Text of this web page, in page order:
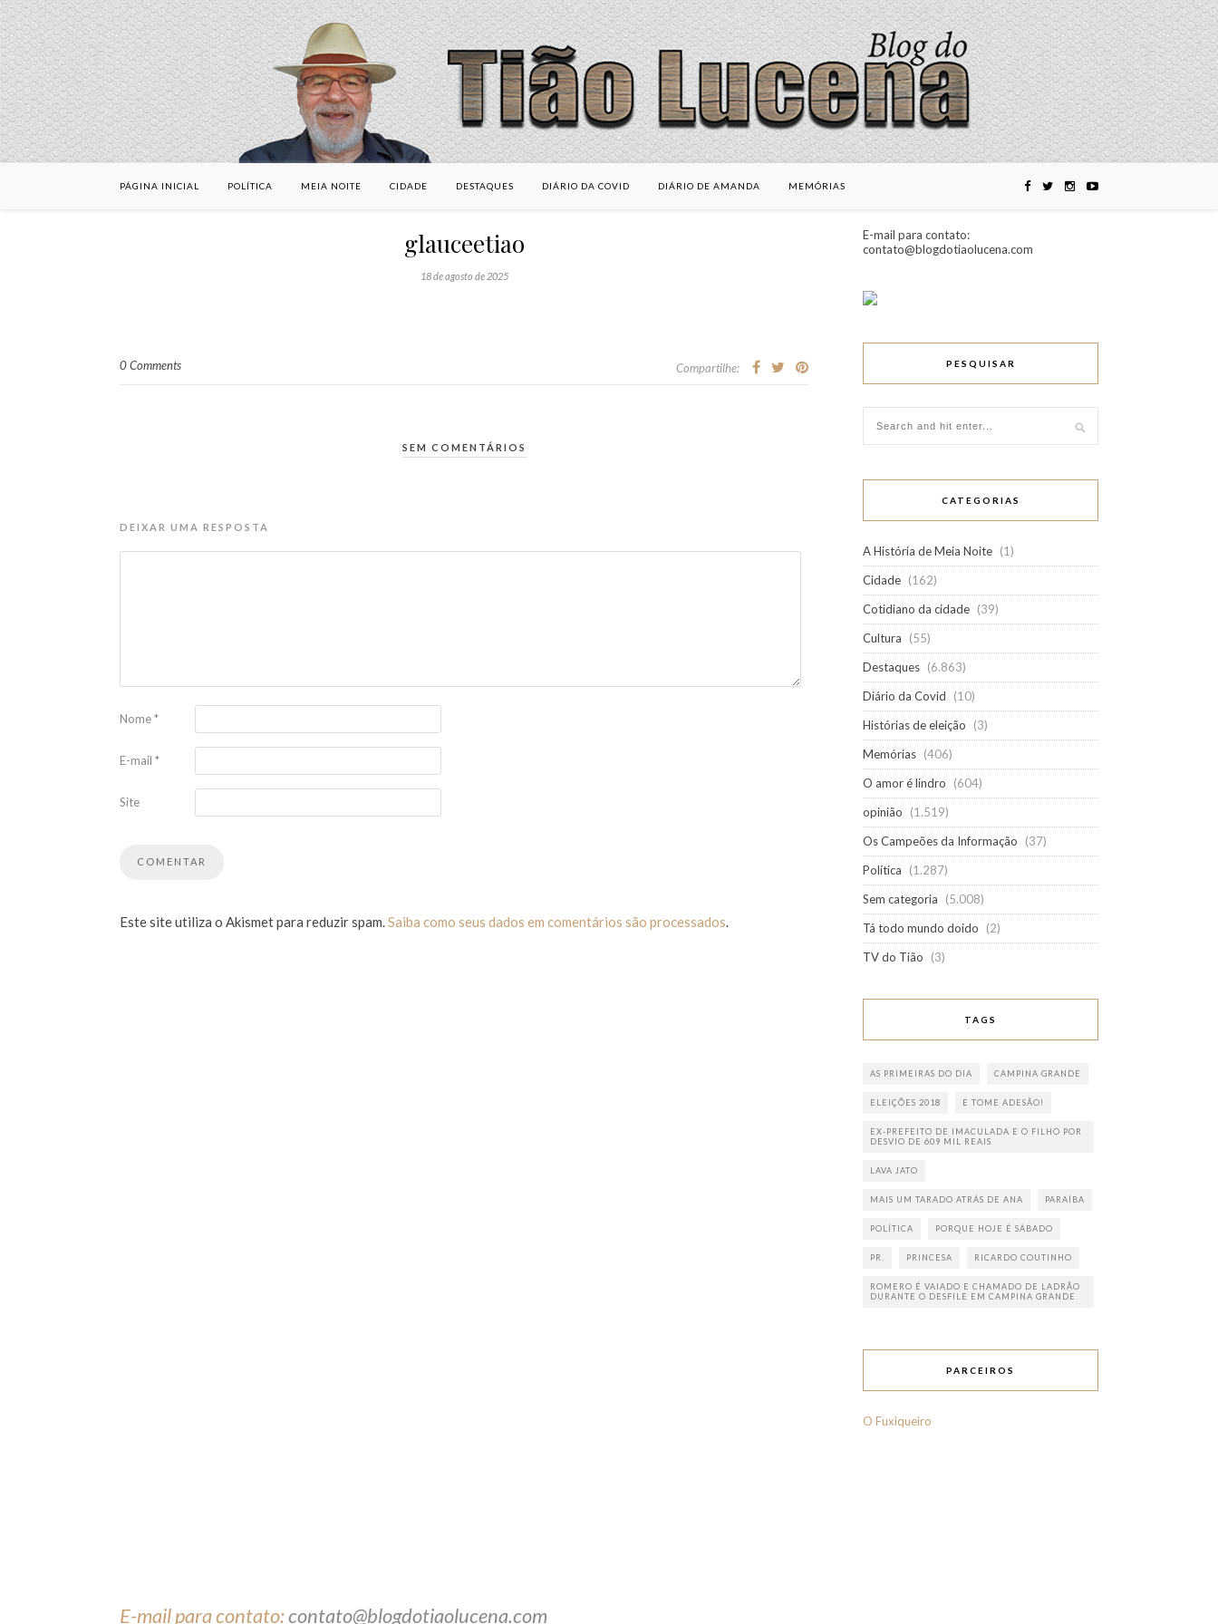
PÁGINA INICIAL POLÍTICA MEIA NOITE CIDADE DESTAQUES DIÁRIO DA COVID DIÁRIO DE AMANDA MEMÓRIAS
glauceetiao
18 de agosto de 2025
0 Comments Compartilhe:
SEM COMENTÁRIOS
DEIXAR UMA RESPOSTA
Nome*
E-mail *
Site
Este site utiliza o Akismet para reduzir spam.Saiba como seus dados em comentários são processados.
E-mail para contato:
contato@blogdotiaolucena.com
PESQUISAR
CATEGORIAS
A História de Meia Noite (1)
Cidade (162)
Cotidiano da cidade (39)
Cultura
(55)
Destaques (6.863)
Diário da Covid
(10)
Histórias de eleição
(3)
Memórias (406)
O amor é lindro
(604)
opinião
(1.519)
Os Campeões da Informação
(37)
Política
(1.287)
Sem categoria
(5.008)
Tá todo mundo doido
(2)
TV do Tião
(3)
TAGS
AS PRIMEIRAS DO DIA CAMPINA GRANDE
ELEIÇÕES 2018 E TOME ADESÃO!
EX-PREFEITO DE IMACULADA E O FILHO POR
DESVIO DE 609 MIL REAIS
LAVA JATO
MAIS UM TARADO ATRÁS DE ANA PARAÍBA
POLÍTICA PORQUE HOJE É SÁBADO
PR. PRINCESA RICARDO COUTINHO
ROMERO É VAIADO E CHAMADO DE LADRÃO
DURANTE O DESFILE EM CAMPINA GRANDE
PARCEIROS
O Fuxiqueiro
E-mail para contato:contato@blogdotiaolucena.com